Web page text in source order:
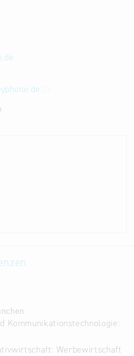
Kommunikationstechnologie:
Werbewirtschaft